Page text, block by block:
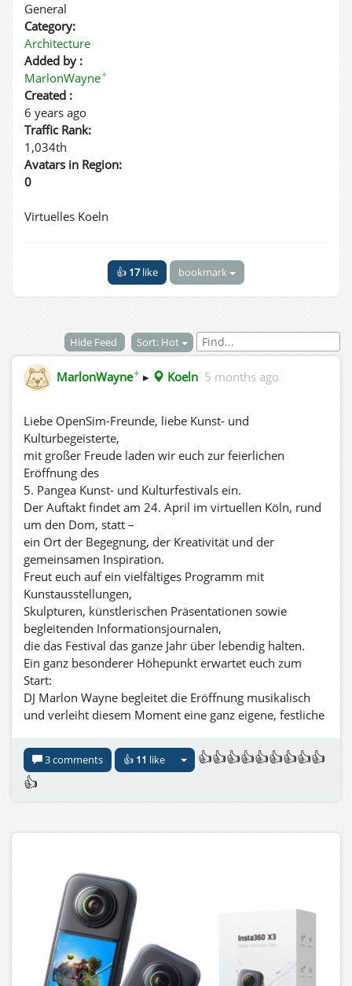
General
Category:
Architecture
Added by :
MarlonWayne✦
Created :
6 years ago
Traffic Rank:
1,034th
Avatars in Region:
0
Virtuelles Koeln
👍 17like bookmark
Hide Feed Sort: Hot
MarlonWayne✦ ▸ Koeln 5 months ago
Liebe OpenSim-Freunde, liebe Kunst- und
Kulturbegeisterte,
mit großer Freude laden wir euch zur feierlichen
Eröffnung des
5. Pangea Kunst- und Kulturfestivals ein.
Der Auftakt findet am 24. April im virtuellen Köln, rund
um den Dom, statt –
ein Ort der Begegnung, der Kreativität und der
gemeinsamen Inspiration.
Freut euch auf ein vielfältiges Programm mit
Kunstausstellungen,
Skulpturen, künstlerischen Präsentationen sowie
begleitenden Informationsjournalen,
die das Festival das ganze Jahr über lebendig halten.
Ein ganz besonderer Höhepunkt erwartet euch zum
Start:
DJ Marlon Wayne begleitet die Eröffnung musikalisch
und verleiht diesem Moment eine ganz eigene, festliche
In diesem Jahr öffnen zudem zahlreiche Künstlerinnen
und Künstler ihre eigenen Kunst-Sims,
darunter Cherry Manga, Tina Bey, Terra Merhyem,
Serafina Bollettie, Nyx Breen und viele weitere,
präsentieren.
Kunst entdecken, Begegnungen erleben und neue
Welten betreten.
Wir freuen uns auf euch.
Euer Pangea Grid
Dear OpenSim friends, dear lovers of art and culture,
3 comments 👍 11 like
👍👍👍👍👍👍👍👍👍
👍